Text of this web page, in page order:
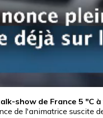
show de France 5 "C
de l'animatrice suscite